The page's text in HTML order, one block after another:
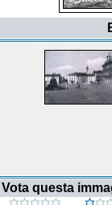
Vota questa